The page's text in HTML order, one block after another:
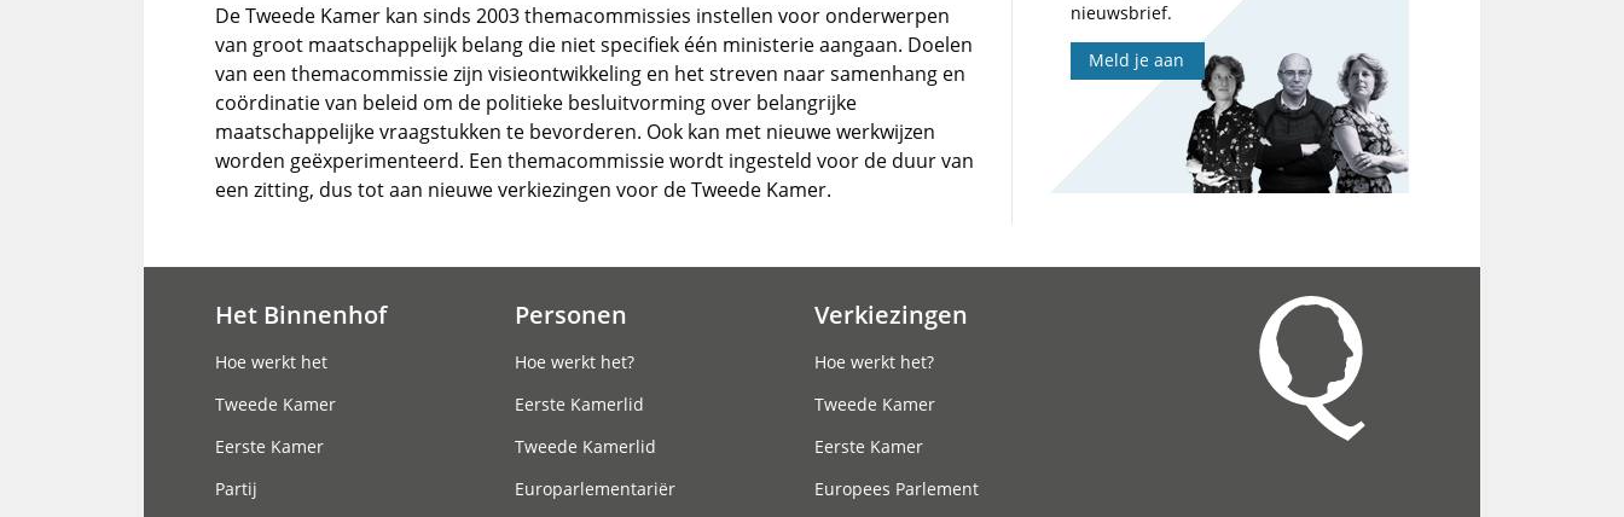
De Tweede Kamer kan sinds 2003 themacommissies instellen voor onderwerpen
van groot maatschappelijk belang die niet specifiek één ministerie aangaan. Doelen
van een themacommissie zijn visieontwikkeling en het streven naar samenhang en
coördinatie van beleid om de politieke besluitvorming over belangrijke
maatschappelijke vraagstukken te bevorderen. Ook kan met nieuwe werkwijzen
worden geëxperimenteerd. Een themacommissie wordt ingesteld voor de duur van
een zitting, dus tot aan nieuwe verkiezingen voor de Tweede Kamer.
nieuwsbrief.
Meld je aan
Het Binnenhof
Hoe werkt het
Tweede Kamer
Eerste Kamer
Partij
Personen
Hoe werkt het?
Eerste Kamerlid
Tweede Kamerlid
Europarlementariër
Verkiezingen
Hoe werkt het?
Tweede Kamer
Eerste Kamer
Europees Parlement